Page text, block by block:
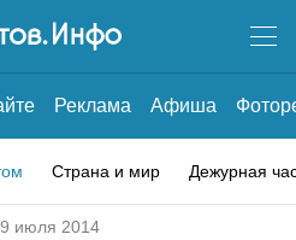
Реклама Афиша
Страна и мир Дежурная
июля 2014